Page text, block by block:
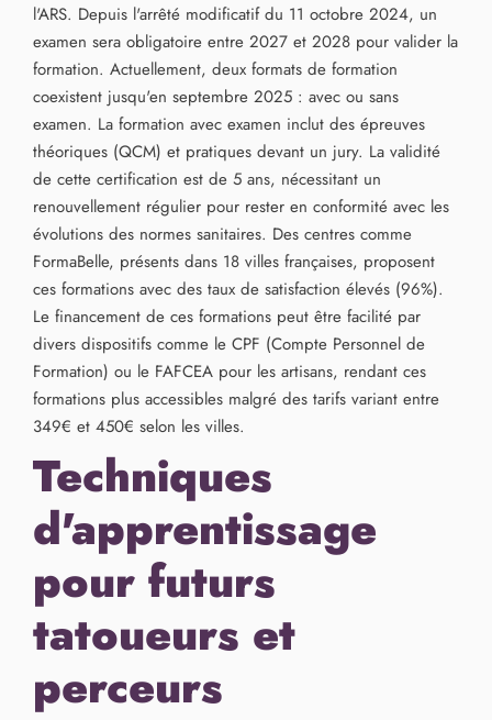
l'ARS. Depuis l'arrêté modificatif du 11 octobre 2024, un
examen sera obligatoire entre 2027 et 2028 pour valider la
formation. Actuellement, deux formats de formation
coexistent jusqu'en septembre 2025 : avec ou sans
examen. La formation avec examen inclut des épreuves
théoriques (QCM) et pratiques devant un jury. La validité
de cette certification est de 5 ans, nécessitant un
renouvellement régulier pour rester en conformité avec les
évolutions des normes sanitaires. Des centres comme
FormaBelle, présents dans 18 villes françaises, proposent
ces formations avec des taux de satisfaction élevés (96%).
Le financement de ces formations peut être facilité par
divers dispositifs comme le CPF (Compte Personnel de
Formation) ou le FAFCEA pour les artisans, rendant ces
formations plus accessibles malgré des tarifs variant entre
349€ et 450€ selon les villes.
Techniques
d'apprentissage
pour futurs
tatoueurs et
perceurs